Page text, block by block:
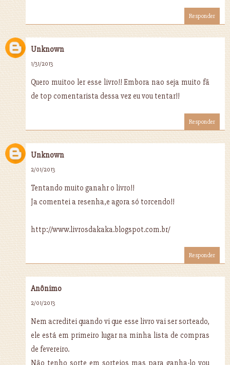
Responder
Unknown
1/31/2013
Quero muitoo ler esse livro!! Embora nao seja muito fã
de top comentarista dessa vez eu vou tentar!!
Responder
Unknown
2/01/2013
Tentando muito ganahr o livro!!
Ja comentei a resenha,e agora só torcendo!!
http://www.livrosdakaka.blogspot.com.br/
Responder
Anônimo
2/01/2013
Nem acreditei quando vi que esse livro vai ser sorteado,
ele está em primeiro lugar na minha lista de compras
de fevereiro.
Não tenho sorte em sorteios mas para ganha-lo vou